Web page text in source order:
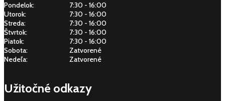
Pondelok:
7:30 - 16:00
Utorok:
7:30 - 16:00
Streda:
7:30 - 16:00
Štvrtok:
7:30 - 16:00
Piatok:
7:30 - 16:00
Sobota:
Zatvorené
Nedeľa:
Zatvorené
Užitočné odkazy